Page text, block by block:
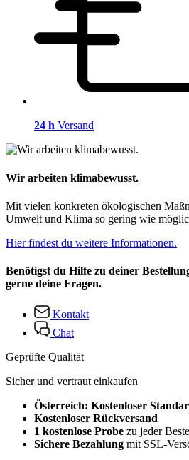
24 h Versand
Wir arbeiten klimabewusst.
Mit vielen konkreten ökologischen
Umwelt und Klima so gering wie
Hier findest du weitere Informationen.
Benötigst du Hilfe zu deiner
gerne deine Fragen.
Kontakt
Chat
Geprüfte Qualität
Sicher und vertraut einkaufen
Österreich: Kostenloser
Kostenloser Rückversand
1 kostenlose Probe zu jeder
Sichere Bezahlung mit SSL-